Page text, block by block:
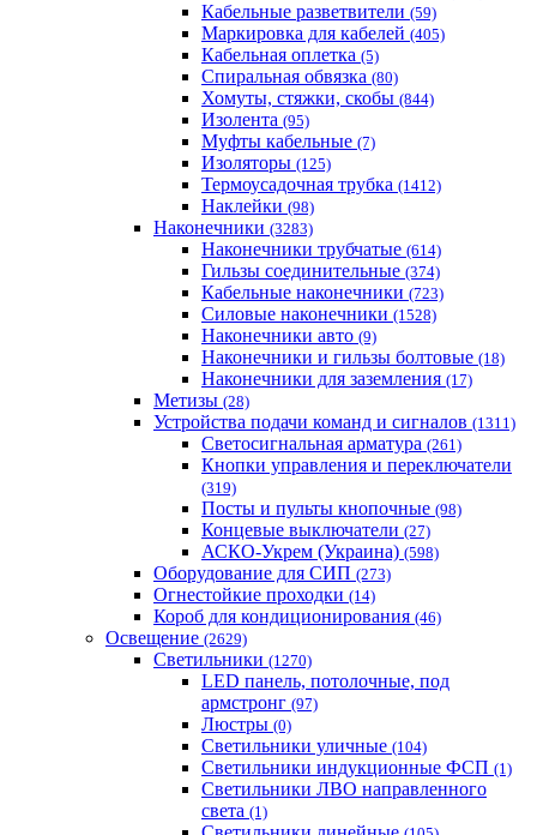
Кабельные разветвители (59)
Маркировка для кабелей (405)
Кабельная оплетка (5)
Спиральная обвязка (80)
Хомуты, стяжки, скобы (844)
Изолента (95)
Муфты кабельные (7)
Изоляторы (125)
Термоусадочная трубка (1412)
Наклейки (98)
Наконечники (3283)
Наконечники трубчатые (614)
Гильзы соединительные (374)
Кабельные наконечники (723)
Силовые наконечники (1528)
Наконечники авто (9)
Наконечники и гильзы болтовые (18)
Наконечники для заземления (17)
Метизы (28)
Устройства подачи команд и сигналов (1311)
Светосигнальная арматура (261)
Кнопки управления и переключатели
(319)
Посты и пульты кнопочные (98)
Концевые выключатели (27)
АСКО-Укрем (Украина) (598)
Оборудование для СИП (273)
Огнестойкие проходки (14)
Короб для кондиционирования (46)
Освещение (2629)
Светильники (1270)
LED панель, потолочные, под
армстронг (97)
Люстры (0)
Светильники уличные (104)
Светильники индукционные ФСП (1)
Светильники ЛВО направленного
света (1)